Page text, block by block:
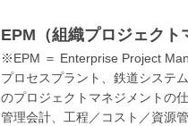
EPM（組織プロジェク
※EPM ＝ Enterprise Project
プロセスプラント、鉄道システ
のプロジェクトマネジメントの
管理会計、工程／コスト／資源